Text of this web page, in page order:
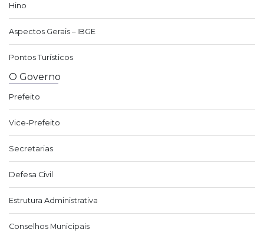
Hino
Aspectos Gerais – IBGE
Pontos Turísticos
O Governo
Prefeito
Vice-Prefeito
Secretarias
Defesa Civil
Estrutura Administrativa
Conselhos Municipais